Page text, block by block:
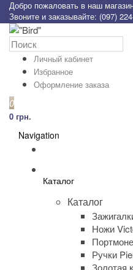
Добро пожаловать в наш
Звоните и заказывайте: (097)
Личный кабинет
Избранное
Оформление заказа
0
0 грн.
Navigation
Каталог
Каталог
Ножи
Ручки
Золотая